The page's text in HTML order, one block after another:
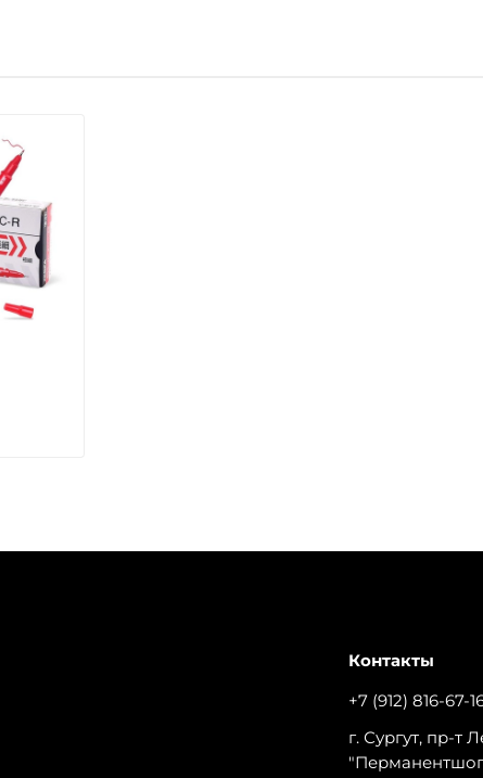
Контакты
+7 (912) 816-67-
г. Сургут, пр-т